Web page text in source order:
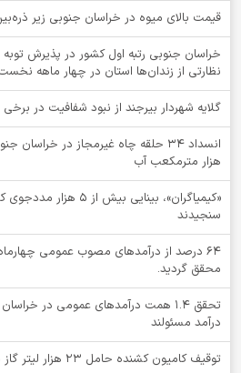
قیمت بالای میوه در خراسان جنوبی زیر ذره‌بین
نظارتی از زندان‌ها استان در چهار ماهه نخست
گلایه شهردار بیرجند از نبود شفافیت در
هزار مترمکعب آب
«کیمیاگران»، بینایی
سنجیدند
64 درصد از درآمدهای مصوب عمومی
محقق گردید.
تحقق ۱.۴ همت درآمدهای عمومی در
درآمد مسئولند
توقيف کامیون کشنده حامل 23 هزار لیتر گاز مایع قاچاق در نهبندان